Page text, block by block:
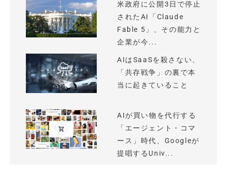
米政府に公開3日で停止
されたAI「Claude
Fable 5」、その能力と
企業が今...
AIはSaaSを殺さない、
「共存戦争」の裏で本
当に起きていること
AIが買い物を代行する
「エージェント・コマ
ース」時代、Googleが
提唱するUniv...